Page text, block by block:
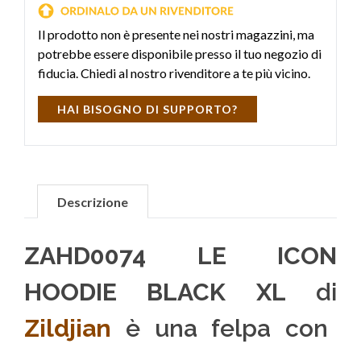
Il prodotto non è presente nei nostri magazzini, ma
potrebbe essere disponibile presso il tuo negozio di
fiducia. Chiedi al nostro rivenditore a te più vicino.
HAI BISOGNO DI SUPPORTO?
Descrizione
ZAHD0074 LE ICON
HOODIE BLACK XL di
Zildjian è una felpa con